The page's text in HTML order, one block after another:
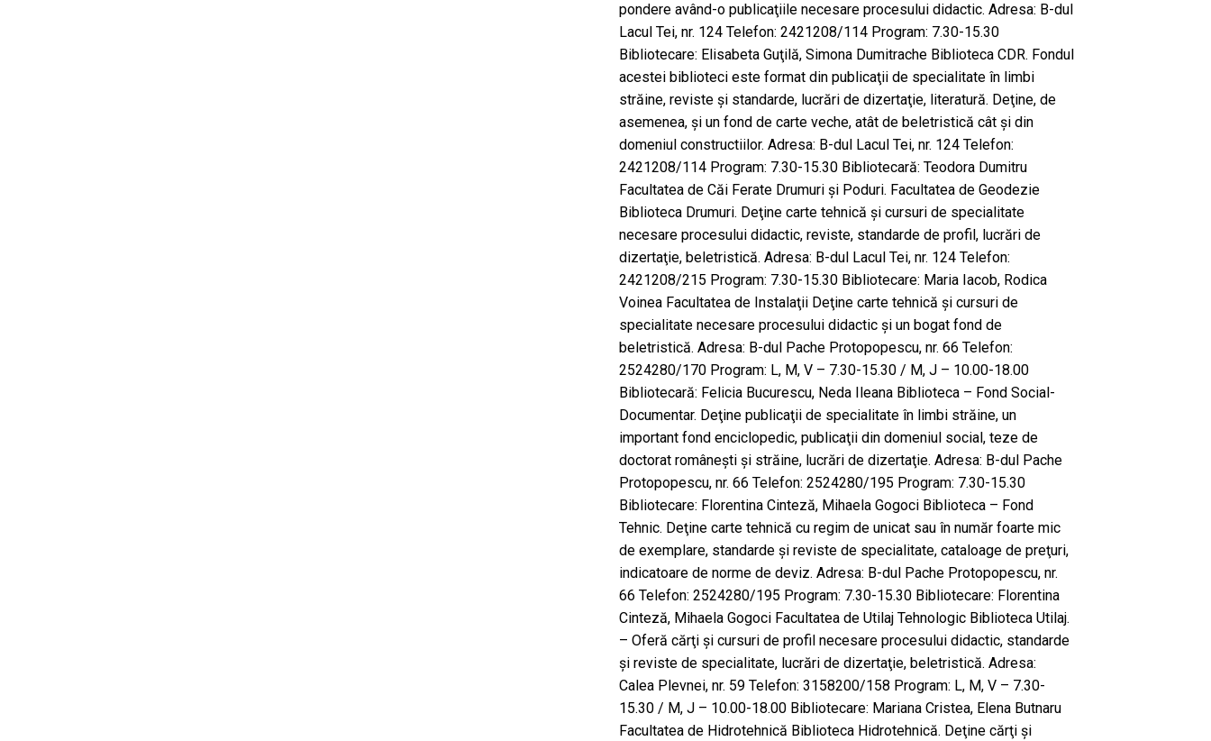
pondere având-o publicaţiile necesare procesului didactic. Adresa: B-dul
Lacul Tei, nr. 124 Telefon: 2421208/114 Program: 7.30-15.30
Bibliotecare: Elisabeta Guţilă, Simona Dumitrache Biblioteca CDR. Fondul
acestei biblioteci este format din publicaţii de specialitate în limbi
străine, reviste şi standarde, lucrări de dizertaţie, literatură. Deţine, de
asemenea, şi un fond de carte veche, atât de beletristică cât şi din
domeniul constructiilor. Adresa: B-dul Lacul Tei, nr. 124 Telefon:
2421208/114 Program: 7.30-15.30 Bibliotecară: Teodora Dumitru
Facultatea de Căi Ferate Drumuri şi Poduri. Facultatea de Geodezie
Biblioteca Drumuri. Deţine carte tehnică şi cursuri de specialitate
necesare procesului didactic, reviste, standarde de profil, lucrări de
dizertaţie, beletristică. Adresa: B-dul Lacul Tei, nr. 124 Telefon:
2421208/215 Program: 7.30-15.30 Bibliotecare: Maria Iacob, Rodica
Voinea Facultatea de Instalaţii Deţine carte tehnică şi cursuri de
specialitate necesare procesului didactic şi un bogat fond de
beletristică. Adresa: B-dul Pache Protopopescu, nr. 66 Telefon:
2524280/170 Program: L, M, V – 7.30-15.30 / M, J – 10.00-18.00
Bibliotecară: Felicia Bucurescu, Neda Ileana Biblioteca – Fond Social-
Documentar. Deţine publicaţii de specialitate în limbi străine, un
important fond enciclopedic, publicaţii din domeniul social, teze de
doctorat româneşti şi străine, lucrări de dizertaţie. Adresa: B-dul Pache
Protopopescu, nr. 66 Telefon: 2524280/195 Program: 7.30-15.30
Bibliotecare: Florentina Cinteză, Mihaela Gogoci Biblioteca – Fond
Tehnic. Deţine carte tehnică cu regim de unicat sau în număr foarte mic
de exemplare, standarde şi reviste de specialitate, cataloage de preţuri,
indicatoare de norme de deviz. Adresa: B-dul Pache Protopopescu, nr.
66 Telefon: 2524280/195 Program: 7.30-15.30 Bibliotecare: Florentina
Cinteză, Mihaela Gogoci Facultatea de Utilaj Tehnologic Biblioteca Utilaj.
– Oferă cărţi şi cursuri de profil necesare procesului didactic, standarde
şi reviste de specialitate, lucrări de dizertaţie, beletristică. Adresa:
Calea Plevnei, nr. 59 Telefon: 3158200/158 Program: L, M, V – 7.30-
15.30 / M, J – 10.00-18.00 Bibliotecare: Mariana Cristea, Elena Butnaru
Facultatea de Hidrotehnică Biblioteca Hidrotehnică. Deţine cărţi şi